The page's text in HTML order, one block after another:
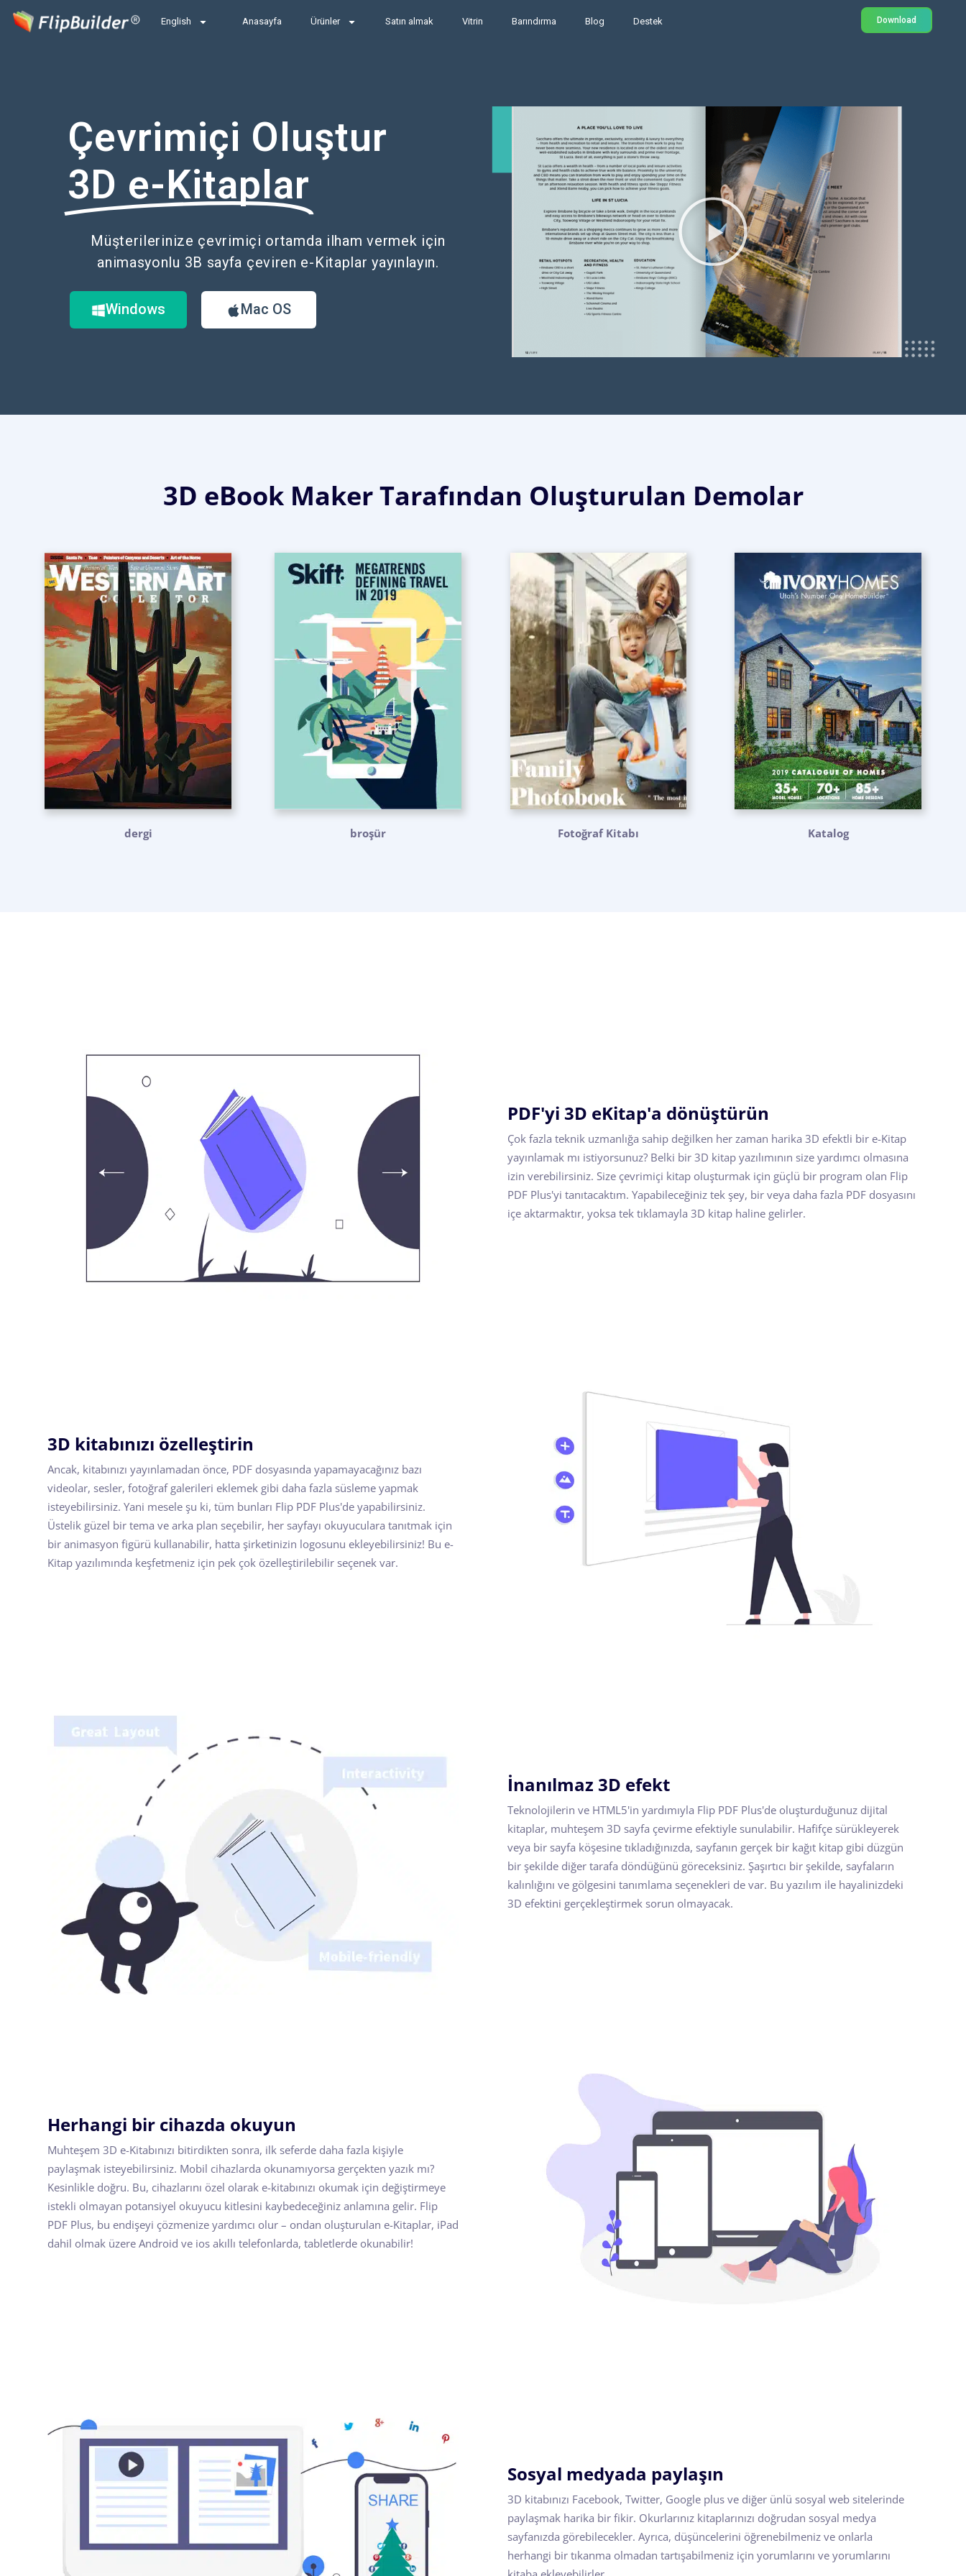
English Anasayfa Ürünler Satın almak Vitrin Barındırma Blog Destek Download
Çevrimiçi Oluştur
3D e-Kitaplar
Müşterilerinize çevrimiçi ortamda ilham vermek için
animasyonlu 3B sayfa çeviren e-Kitaplar yayınlayın.
Windows Mac OS
3D eBook Maker Tarafından Oluşturulan Demolar
dergi broşür Fotoğraf Kitabı Katalog
PDF'yi 3D eKitap'a dönüştürün
Çok fazla teknik uzmanlığa sahip değilken her zaman harika 3D efektli bir e-Kitap
yayınlamak mı istiyorsunuz? Belki bir 3D kitap yazılımının size yardımcı olmasına
izin verebilirsiniz. Size çevrimiçi kitap oluşturmak için güçlü bir program olan Flip
PDF Plus'yi tanıtacaktım. Yapabileceğiniz tek şey, bir veya daha fazla PDF dosyasını
içe aktarmaktır, yoksa tek tıklamayla 3D kitap haline gelirler.
3D kitabınızı özelleştirin
Ancak, kitabınızı yayınlamadan önce, PDF dosyasında yapamayacağınız bazı
videolar, sesler, fotoğraf galerileri eklemek gibi daha fazla süsleme yapmak
isteyebilirsiniz. Yani mesele şu ki, tüm bunları Flip PDF Plus'de yapabilirsiniz.
Üstelik güzel bir tema ve arka plan seçebilir, her sayfayı okuyuculara tanıtmak için
bir animasyon figürü kullanabilir, hatta şirketinizin logosunu ekleyebilirsiniz! Bu e-
Kitap yazılımında keşfetmeniz için pek çok özelleştirilebilir seçenek var.
İnanılmaz 3D efekt
Teknolojilerin ve HTML5'in yardımıyla Flip PDF Plus'de oluşturduğunuz dijital
kitaplar, muhteşem 3D sayfa çevirme efektiyle sunulabilir. Hafifçe sürükleyerek
veya bir sayfa köşesine tıkladığınızda, sayfanın gerçek bir kağıt kitap gibi düzgün
bir şekilde diğer tarafa döndüğünü göreceksiniz. Şaşırtıcı bir şekilde, sayfaların
kalınlığını ve gölgesini tanımlama seçenekleri de var. Bu yazılım ile hayalinizdeki
3D efektini gerçekleştirmek sorun olmayacak.
Herhangi bir cihazda okuyun
Muhteşem 3D e-Kitabınızı bitirdikten sonra, ilk seferde daha fazla kişiyle
paylaşmak isteyebilirsiniz. Mobil cihazlarda okunamıyorsa gerçekten yazık mı?
Kesinlikle doğru. Bu, cihazlarını özel olarak e-kitabınızı okumak için değiştirmeye
istekli olmayan potansiyel okuyucu kitlesini kaybedeceğiniz anlamına gelir. Flip
PDF Plus, bu endişeyi çözmenize yardımcı olur – ondan oluşturulan e-Kitaplar, iPad
dahil olmak üzere Android ve ios akıllı telefonlarda, tabletlerde okunabilir!
Sosyal medyada paylaşın
3D kitabınızı Facebook, Twitter, Google plus ve diğer ünlü sosyal web sitelerinde
paylaşmak harika bir fikir. Okurlarınız kitaplarınızı doğrudan sosyal medya
sayfanızda görebilecekler. Ayrıca, düşüncelerini öğrenebilmeniz ve onlarla
herhangi bir tıkanma olmadan tartışabilmeniz için yorumlarını ve yorumlarını